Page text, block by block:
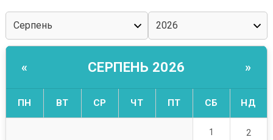
« СЕРПЕНЬ 2026 »
ПН ВТ СР ЧТ ПТ СБ НД
1 2